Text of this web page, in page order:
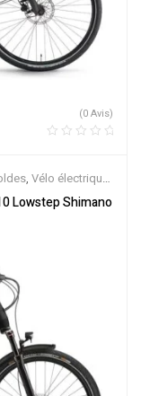
(0 Avis)
, Vélo électrique
Lowstep Shimano